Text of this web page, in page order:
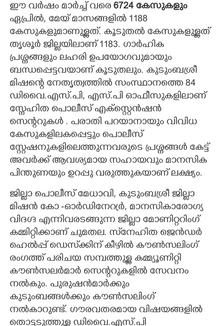
ഈ വർഷം മാ‌ർച്ച് വരെ 6724 കേസുകളും
ഏപ്രിൽ, മേയ് മാസങ്ങളിൽ 1188
കേസുകളുമാണുള്ളത്. കൂടുതൽ കേസുകളുള്ളത്
തൃശൂർ ജില്ലയിലാണ് 1183. ഗാർഹിക
പ്രശ്നങ്ങളും ലഹരി ഉപയോഗവുമായും
ബന്ധപ്പെട്ടവയാണ് കൂടുതലും. കുടുംബശ്രീ
മിഷന്റെ നേതൃത്വത്തിൽ സംസ്ഥാനത്തെ 84
ഡിവെെ.എസ്.പി, എസ്.പി ഓഫീസുകളിലാണ്
സ്നേഹിത പൊലീസ് എക്സ്റ്റെൻഷൻ
സെന്ററുകൾ . പരാതി പറയാനായും വിവിധ
കേസുകളിലകപ്പെട്ടും പൊലീസ്
സ്റ്റേഷനുകളിലെത്തുന്നവരുടെ പ്രശ്നങ്ങൾ കേട്ട്
അവർക്ക് ആവശ്യമായ സഹായവും മാനസിക
പിന്തുണയും ഉറപ്പു വരുത്തുകയാണ് ലക്ഷ്യം.
ജില്ലാ പൊലീസ് മേധാവി, കുടുംബശ്രീ ജില്ലാ
മിഷൻ കോ -ഓർഡിനേറ്രർ, മാനസികാരോഗ്യ
വിദഗ്ദ എന്നിവരടങ്ങുന്ന ജില്ലാ മോണിറ്ററിംഗ്
കമ്മിറ്റിക്കാണ് ചുമതല. സ്‌നേഹിത ജെൻഡർ
ഹെൽപ്പ് ഡെസ്‌ക്കിന് കീഴിൽ കൗൺസലിംഗ്
രംഗത്ത് പരിചയ സമ്പത്തുള്ള കമ്മ്യൂണിറ്റി
കൗൺസലർമാർ സെന്ററുകളിൽ സേവനം
നൽകും. പുരുഷൻമാർക്കും
കുടുംബങ്ങൾക്കും കൗൺസലിംഗ്
നൽകാറുണ്ട്. ഗൗരവതരമായ വിഷയങ്ങളിൽ
തൊട്ടടുത്തുള്ള ഡിവെെ.എസ്.പി